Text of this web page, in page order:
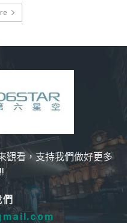
觀看，支持我們做好更多